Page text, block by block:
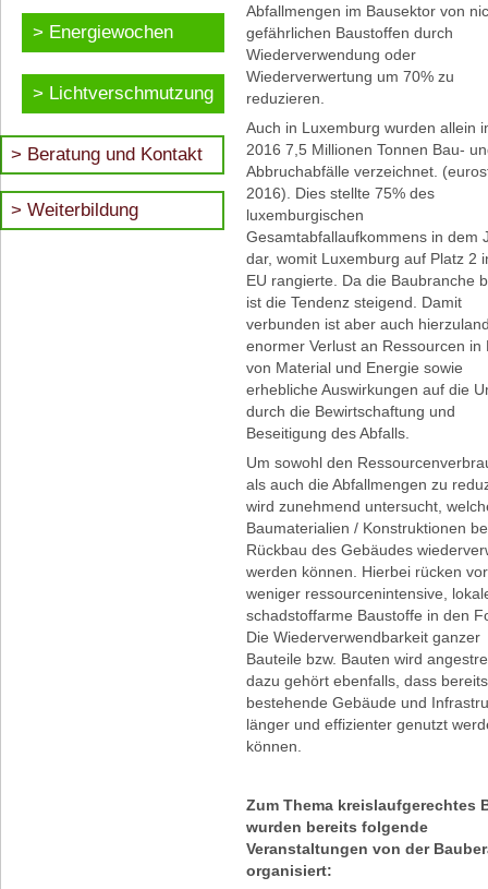
Energiewochen
Lichtverschmutzung
Beratung und Kontakt
Weiterbildung
Abfallmengen im Bausektor von
gefährlichen Baustoffen durch
Wiederverwendung oder
Wiederverwertung um 70% zu
reduzieren.
Auch in Luxemburg wurden allein
2016 7,5 Millionen Tonnen Bau-
Abbruchabfälle verzeichnet.
2016). Dies stellte 75% des
luxemburgischen
Gesamtabfallaufkommens in dem
dar, womit Luxemburg auf Platz 2
EU rangierte. Da die Baubranche
ist die Tendenz steigend. Damit
verbunden ist aber auch
enormer Verlust an Ressourcen in
von Material und Energie sowie
erhebliche Auswirkungen auf die
durch die Bewirtschaftung und
Beseitigung des Abfalls.
Um sowohl den
als auch die Abfallmengen zu
wird zunehmend untersucht,
Baumaterialien / Konstruktionen
Rückbau des Gebäudes
werden können. Hierbei rücken
weniger ressourcenintensive,
schadstoffarme Baustoffe in den
Die Wiederverwendbarkeit ganzer
Bauteile bzw. Bauten wird
dazu gehört ebenfalls, dass bereits
bestehende Gebäude und
länger und effizienter genutzt
können.
Zum Thema kreislaufgerechtes
wurden bereits folgende
Veranstaltungen von der
organisiert: